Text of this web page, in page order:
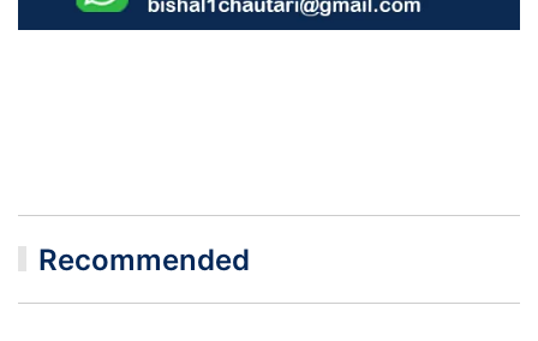
Recommended